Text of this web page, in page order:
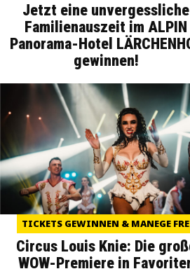
Jetzt eine unvergessliche
Familienauszeit im ALPIN
Panorama-Hotel
gewinnen!
TICKETS GEWINNEN & MANEGE
Circus Louis Knie: Die
WOW-Premiere in